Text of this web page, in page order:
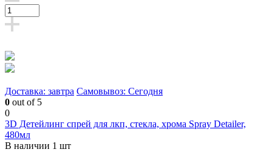
Доставка: завтра Самовывоз: Сегодня
0 out of 5
0
3D Детейлинг спрей для лкп, стекла, хрома Spray Detailer,
480мл
В наличии 1 шт